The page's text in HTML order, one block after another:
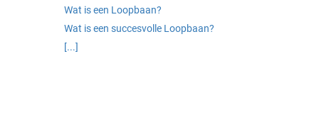
Wat is een Loopbaan?
Wat is een succesvolle Loopbaan?
[...]